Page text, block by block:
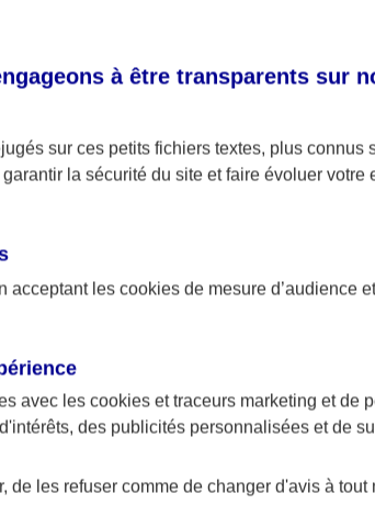
à être transparents sur
sur ces petits fichiers textes, plus connus
la sécurité du site et faire évoluer
acceptant les cookies de mesure d’audience
avec les cookies et traceurs marketing et de
des publicités personnalisées et de
de les refuser comme de changer d'avis à tout